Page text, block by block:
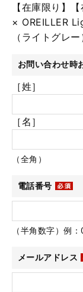
【在庫限り】
× OREILLER
（ライトグレー
お問い合わせ時
［姓］
［名］
（全角）
電話番号
（半角数字）例
メールアドレス